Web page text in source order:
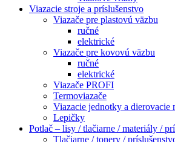
Viazacie stroje a príslušenstvo
Viazače pre plastovú väzbu
ručné
elektrické
Viazače pre kovovú väzbu
ručné
elektrické
Viazače PROFI
Termoviazače
Viazacie jednotky a dierovacie
Lepičky
Potlač – lisy / tlačiarne / materiály /
Tlačiarne / tonery /